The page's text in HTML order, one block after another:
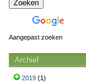
Aangepast zoeken
Archief
2019 (1)